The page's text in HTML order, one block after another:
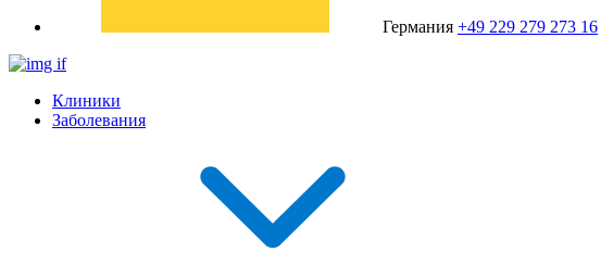
Германия +49 229 279 273 16
Клиники
Заболевания